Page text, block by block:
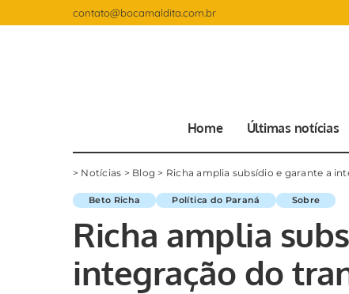
contato@bocamaldita.com.br
Home Últimas notícias
> Notícias > Blog > Richa amplia subsídio e garante a
Beto Richa Política do Paraná Sobre
Richa amplia
integração do